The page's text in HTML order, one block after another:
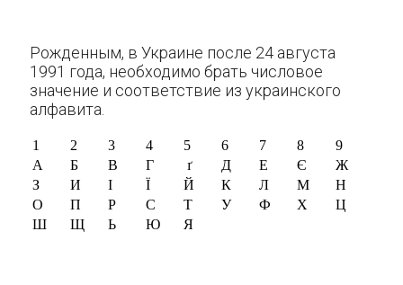
Рожденным, в Украине после 24 августа
1991 года, необходимо брать числовое
значение и соответствие из украинского
алфавита.
1 2 3 4 5 6 7 8
9
А
Б В Г ґ Д Е Є
Ж
З
И І Ї Й К Л М
Н
О
П Р С Т У Ф Х
Ц
Ш
Щ Ь Ю Я